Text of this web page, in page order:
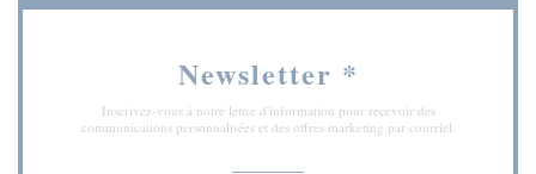
Newsletter *
Inscrivez-vous à notre lettre d'information pour recevoir des
communications personnalisées et des offres marketing par courriel.